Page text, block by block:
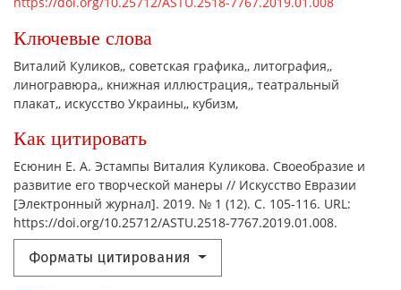
Ключевые слова
Виталий Куликов, советская графика, литография,
линогравюра, книжная иллюстрация, театральный
плакат, искусство Украины, кубизм,
Как цитировать
Есюнин Е. А. Эстампы Виталия Куликова. Своеобразие и
развитие его творческой манеры // Искусство Евразии
[Электронный журнал]. 2019. № 1 (12). С. 105-116. URL:
https://doi.org/10.25712/ASTU.2518-7767.2019.01.008.
Форматы цитирования